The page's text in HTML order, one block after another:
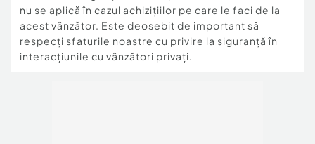
nu se aplică în cazul achizițiilor pe care le faci de la
acest vânzător. Este deosebit de important să
respecți sfaturile noastre cu privire la siguranță în
interacțiunile cu vânzători privați.